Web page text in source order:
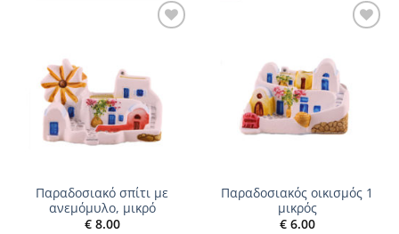
Παραδοσιακό σπίτι με
ανεμόμυλο, μικρό
€8.00
Παραδοσιακός οικισμός 1
μικρός
€6.00